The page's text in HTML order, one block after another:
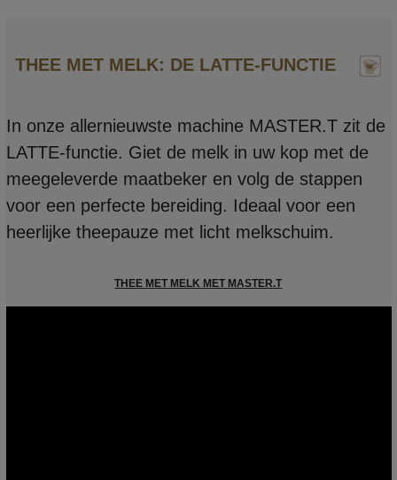
THEE MET MELK: DE LATTE-FUNCTIE
In onze allernieuwste machine MASTER.T zit de
LATTE-functie. Giet de melk in uw kop met de
meegeleverde maatbeker en volg de stappen
voor een perfecte bereiding. Ideaal voor een
heerlijke theepauze met licht melkschuim.
THEE MET MELK MET MASTER.T